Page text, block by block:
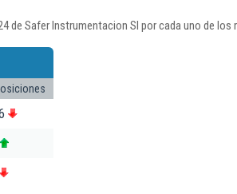
Safer Instrumentacion Sl por cada uno de los